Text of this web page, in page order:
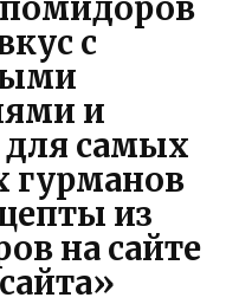
с
и
самых
гурманов
из
на сайте